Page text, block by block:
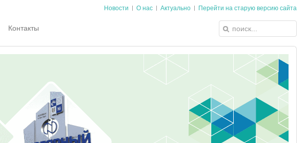
Новости О нас Актуально Перейти на старую версию сайта
Контакты